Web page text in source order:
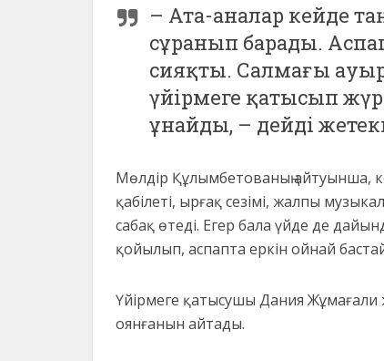
– Ата-аналар кейде
сұранып барады.
сияқты. Салмағы
үйірмеге қатысып
ұнайды, – дейді
Мөлдір Құлымбетованың айтуынша,
қабілеті, ырғақ сезімі, жалпы
сабақ өтеді. Егер бала үйде де
қойылып, аспапта еркін ойнай
Үйірмеге қатысушы Дания Жұмағали
оянғанын айтады.